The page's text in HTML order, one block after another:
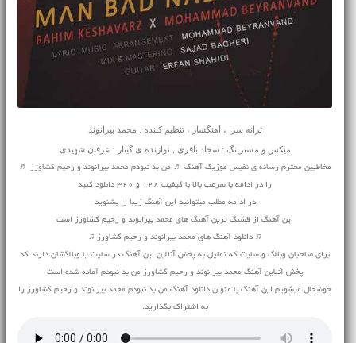
ترانه سرا ، آهنگساز ، تنظیم کننده : محمد بیرانوند
میکس و مسترینگ : سجاد باقری , نوازنده ی گیتار : عرفان شهیدی
مخاطبین محترم رسانه ی نفیس موزیک آهنگ ♬ من بد نبودم محمد بیرانوند و رحیم کشاورز ♬
را در ادامه با سرعت بالا با کیفیت 128 و 320 دانلود کنید
در ادامه مطلب میتوانید این آهنگ زیبا را بشنوید
این آهنگ از قشنگ ترین آهنگ های محمد بیرانوند و رحیم کشاورز است
♫ دانلود آهنگ های محمد بیرانوند و رحیم کشاورز ♫
برای صاحبان وبلاگ و سایت که تمایل به پخش آنلاین این آهنگ در سایت یا وبلاگشان دارند کد
پخش آنلاین آهنگ محمد بیرانوند و رحیم کشاورز من بد نبودم آماده شده است
خوشحال میشویم این آهنگ با عنوان دانلود آهنگ من بد نبودم محمد بیرانوند و رحیم کشاورز را
به اشتراک بگذارید.